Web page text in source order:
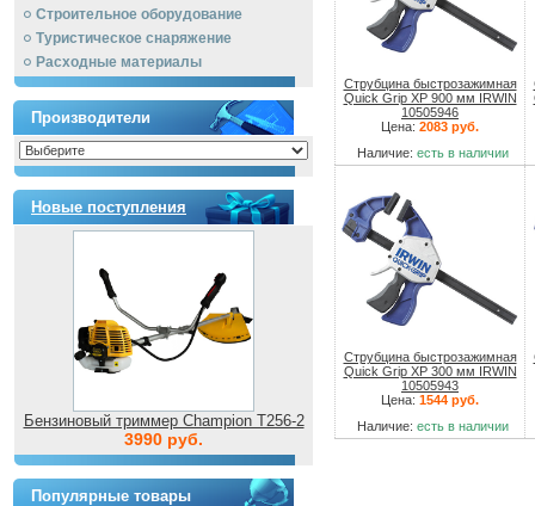
Строительное оборудование
Туристическое снаряжение
Расходные материалы
Производители
Новые поступления
Бензиновый триммер Champion T256-2
3990 руб.
Популярные товары
Струбцина быстрозажимная
Quick Grip XP 900 мм IRWIN
10505946
Цена: 2083 руб.
Наличие: есть в наличии
Струбцина быстрозажимная
Quick Grip XP 300 мм IRWIN
10505943
Цена: 1544 руб.
Наличие: есть в наличии